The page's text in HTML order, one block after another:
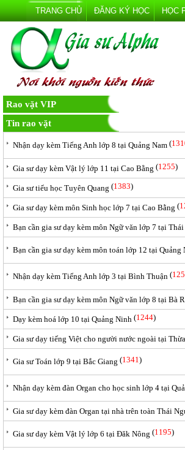
TRANG CHỦ ĐĂNG KÝ HỌC HỌC
Rao vặt VIP
Tin rao vặt
Nhận dạy kèm Tiếng Anh lớp 8 tại Quảng Nam (
Gia sư dạy kèm Vật lý lớp 11 tại Cao Bằng (1255)
Gia sư tiểu học Tuyên Quang (1383)
Gia sư dạy kèm môn Sinh học lớp 7 tại Cao Bằng (
Bạn cần gia sư dạy kèm môn Ngữ văn lớp 7 tại
Bạn cần gia sư dạy kèm môn toán lớp 12 tại Quảng
Nhận dạy kèm Tiếng Anh lớp 3 tại Bình Thuận (
Bạn cần gia sư dạy kèm môn Ngữ văn lớp 8 tại Bà
Dạy kèm hoá lớp 10 tại Quảng Ninh (1244)
Gia sư dạy tiếng Việt cho người nước ngoài tại
Gia sư Toán lớp 9 tại Bắc Giang (1341)
Nhận dạy kèm đàn Organ cho học sinh lớp 4 tại
Gia sư dạy kèm đàn Organ tại nhà trên toàn Thái
Gia sư dạy kèm Vật lý lớp 6 tại Đăk Nông (1195)